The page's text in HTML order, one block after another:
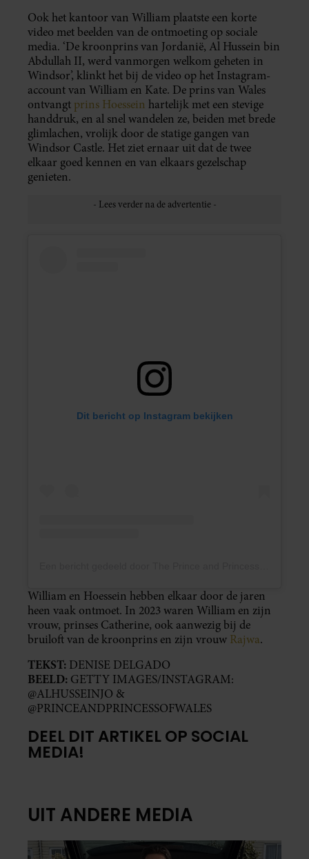
Ook het kantoor van William plaatste een korte
video met beelden van de ontmoeting op sociale
media. ‘De kroonprins van Jordanië, Al Hussein bin
Abdullah II, werd vanmorgen welkom geheten in
Windsor’, klinkt het bij de video op het Instagram-
account van William en Kate. De prins van Wales
ontvangt prins Hoessein hartelijk met een stevige
handdruk, en al snel wandelen ze, beiden met brede
glimlachen, vrolijk door de statige gangen van
Windsor Castle. Het ziet ernaar uit dat de twee
elkaar goed kennen en van elkaars gezelschap
genieten.
Dit bericht op Instagram bekijken
William en Hoessein hebben elkaar door de jaren
heen vaak ontmoet. In 2023 waren William en zijn
vrouw, prinses Catherine, ook aanwezig bij de
bruiloft van de kroonprins en zijn vrouw Rajwa.
TEKST: DENISE DELGADO
BEELD: GETTY IMAGES/INSTAGRAM:
@ALHUSSEINJO &
@PRINCEANDPRINCESSOFWALES
DEEL DIT ARTIKEL OP SOCIAL
MEDIA!
UIT ANDERE MEDIA